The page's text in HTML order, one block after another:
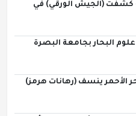
- كشفت (الجيش الورقي) في
البحار بجامعة البصرة
الأحمر ينسف (رهانات هرمز)